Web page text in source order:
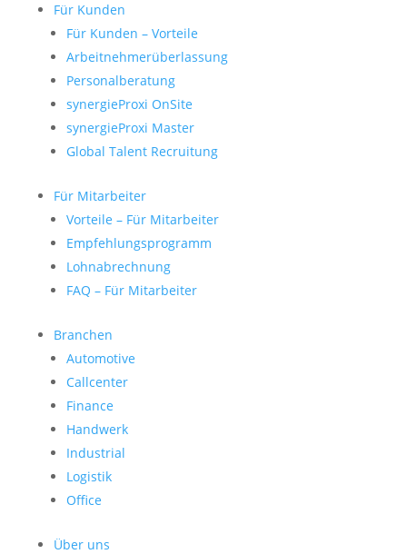
Für Kunden
Für Kunden – Vorteile
Arbeitnehmerüberlassung
Personalberatung
synergieProxi OnSite
synergieProxi Master
Global Talent Recruitung
Für Mitarbeiter
Vorteile – Für Mitarbeiter
Empfehlungsprogramm
Lohnabrechnung
FAQ – Für Mitarbeiter
Branchen
Automotive
Callcenter
Finance
Handwerk
Industrial
Logistik
Office
Über uns